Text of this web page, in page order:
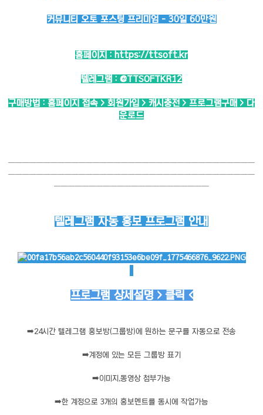
커뮤니티 오토 포스팅 프리미엄 - 30일 60만원
홈페이지 : https://ttsoft.kr
텔레그램 : @TTSOFTKR12
구매방법 : 홈페이지 접속 > 회원가입 > 캐시충전 > 프로그램구매 > 다
운로드
───────────────────────────────────
───────────────────────────────────
──────────────────────
텔레그램 자동 홍보 프로그램 안내
프로그램 상세설명 > 클릭 <
➡️24시간 텔레그램 홍보방(그룹방)에 원하는 문구를 자동으로 전송
➡️계정에 있는 모든 그룹방 표기
➡️이미지,동영상 첨부가능
➡️한 계정으로 3개의 홍보멘트를 동시에 작업가능